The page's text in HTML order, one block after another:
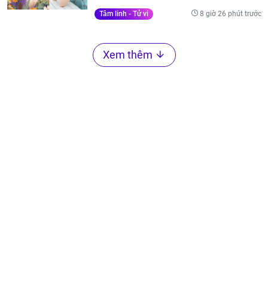
Tâm linh - Tử vi 8 giờ 26 phút trước
Xem thêm